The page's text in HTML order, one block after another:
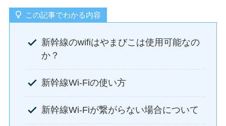
この記事でわかる内容
新幹線のwifiはやまびこは使用可能なの
か？
新幹線Wi-Fiの使い方
新幹線Wi-Fiが繋がらない場合について